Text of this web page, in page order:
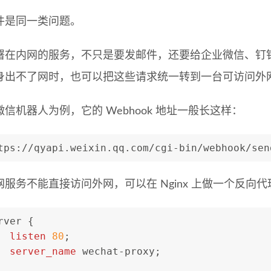
是同一类问题。
在内网的服务，不只是要发邮件，还要给企业微信、
出不了网时，也可以把这些请求统一转到一台可访问外
信机器人为例，它的 Webhook 地址一般长这样：
qyapi.weixin.qq.com/cgi-bin/webhook/
服务不能直接访问外网，可以在 Nginx 上做一个反向代
{
listen
80 ;
server_name wechat-proxy;